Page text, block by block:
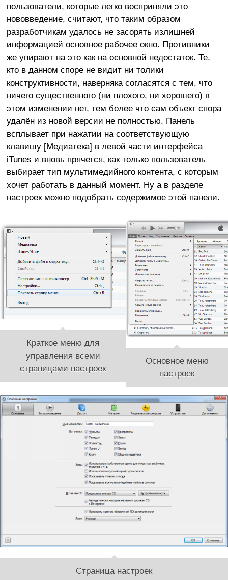
пользователи, которые легко восприняли это
нововведение, считают, что таким образом
разработчикам удалось не засорять излишней
информацией основное рабочее окно. Противники
же упирают на это как на основной недостаток. Те,
кто в данном споре не видит ни толики
конструктивности, наверняка согласятся с тем, что
ничего существенного (ни плохого, ни хорошего) в
этом изменении нет, тем более что сам объект спора
удалён из новой версии не полностью. Панель
всплывает при нажатии на соответствующую
клавишу [Медиатека] в левой части интерфейса
iTunes и вновь прячется, как только пользователь
выбирает тип мультимедийного контента, с которым
хочет работать в данный момент. Ну а в разделе
настроек можно подобрать содержимое этой панели.
Краткое меню для
управления всеми
страницами настроек
Основное меню
настроек
Страница настроек